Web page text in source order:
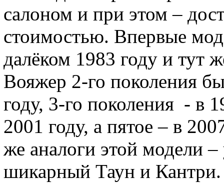
салоном и при этом –
стоимостью. Впервые
далёком 1983 году и тут
Вояжер 2-го поколения
году, 3-го поколения - в
2001 году, а пятое – в
же аналоги этой модели
шикарный Таун и Кантри.